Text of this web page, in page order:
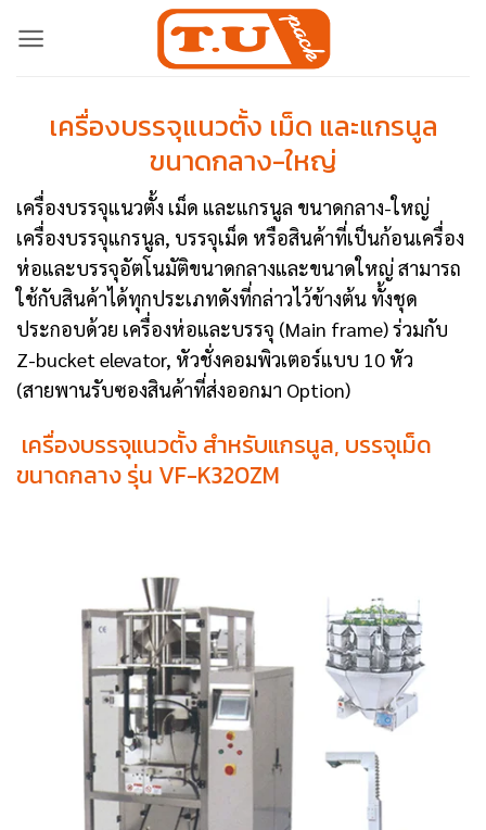
เครื่องบรรจุแนวตั้ง เม็ด และแกรนูล
ขนาดกลาง-ใหญ่
เครื่องบรรจุแนวตั้ง เม็ด และแกรนูล ขนาดกลาง-ใหญ่
เครื่องบรรจุแกรนูล, บรรจุเม็ด หรือสินค้าที่เป็นก้อนเครื่อง
ห่อและบรรจุอัตโนมัติขนาดกลางและขนาดใหญ่ สามารถ
ใช้กับสินค้าได้ทุกประเภทดังที่กล่าวไว้ข้างต้น ทั้งชุด
ประกอบด้วย เครื่องห่อและบรรจุ (Main frame) ร่วมกับ
Z-bucket elevator, หัวชั่งคอมพิวเตอร์แบบ 10 หัว
(สายพานรับซองสินค้าที่ส่งออกมา Option)
เครื่องบรรจุแนวตั้ง สำหรับแกรนูล, บรรจุเม็ด
ขนาดกลาง รุ่น VF-K320ZM